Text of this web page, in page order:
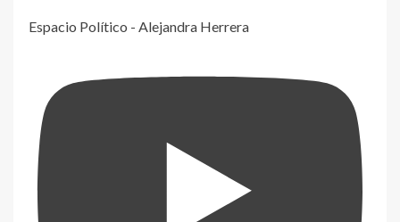
Espacio Político - Alejandra Herrera